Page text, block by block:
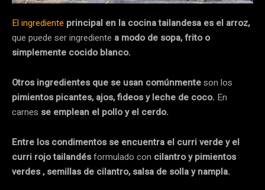
El ingrediente principal en la cocina tailandesa es el arroz,
que puede ser ingrediente a modo de sopa, frito o
simplemente cocido blanco.
Otros ingredientes que se usan comúnmenteson los
pimientos picantes, ajos, fideos y leche de coco. En
carnes se emplean el pollo y el cerdo.
Entre los condimentos se encuentra el curri verde y el
curri rojo tailandésformulado con cilantro y pimientos
verdes , semillas de cilantro, salsa de solla y nampla.